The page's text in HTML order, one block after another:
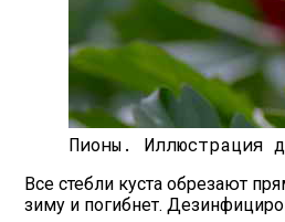
Пионы. Иллюстрация
Все стебли куста обрезают
зиму и погибнет.